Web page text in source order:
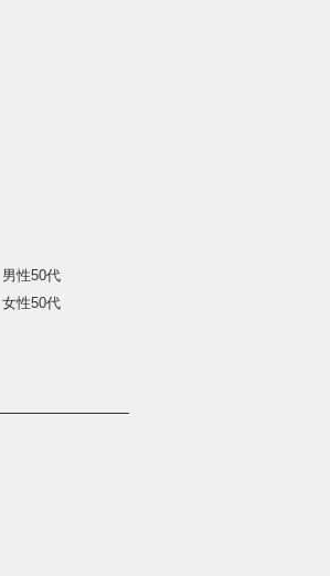
男性50代
女性50代